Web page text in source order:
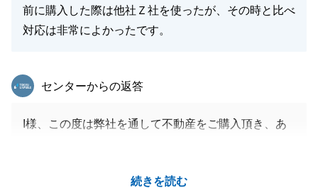
前に購入した際は他社Ｚ社を使ったが、その時と比べ
対応は非常によかったです。
続きを読む
東急リバブル
センターからの返答
I様、この度は弊社を通して不動産をご購入頂き、あ